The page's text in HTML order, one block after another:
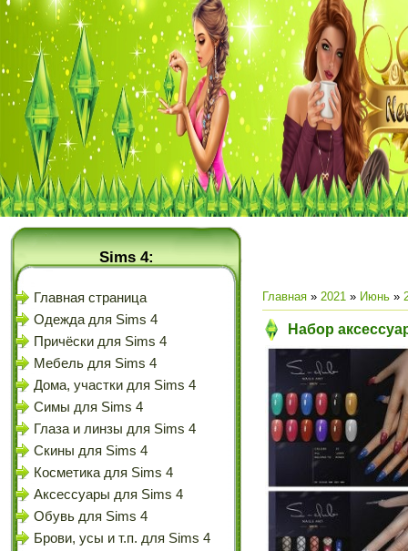
Sims 4:
Главная страница
Одежда для Sims 4
Причёски для Sims 4
Мебель для Sims 4
Дома, участки для Sims 4
Симы для Sims 4
Глаза и линзы для Sims 4
Скины для Sims 4
Косметика для Sims 4
Аксессуары для Sims 4
Обувь для Sims 4
Брови, усы и т.п. для Sims 4
Главная » 2021 » Июнь »
Набор